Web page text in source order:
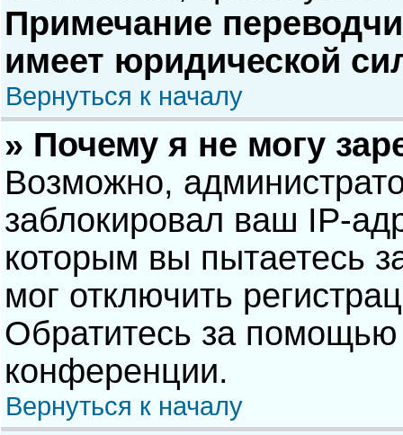
Примечание
имеет юридической
Вернуться к началу
» Почему я не могу
Возможно,
заблокировал ваш IP-
которым вы пытаетесь
мог отключить
Обратитесь за помощью
конференции.
Вернуться к началу